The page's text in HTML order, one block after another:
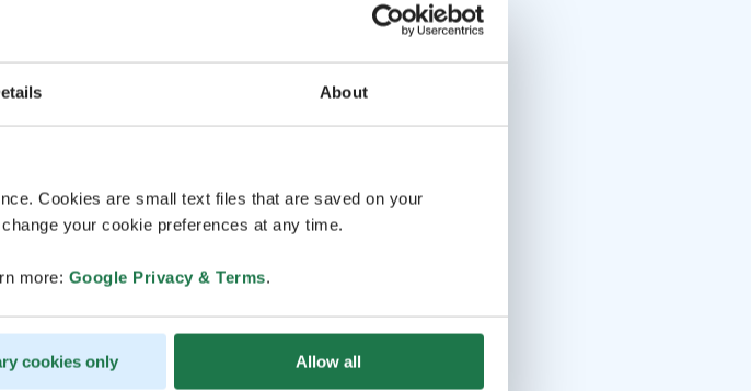
About
Cookies are small text files that are saved on your
your cookie preferences at any time.
more: Google Privacy & Terms.
cookies only Allow all